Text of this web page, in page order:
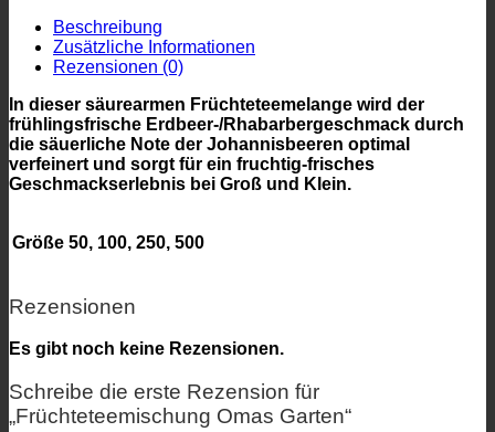
Beschreibung
Zusätzliche Informationen
Rezensionen (0)
In dieser säurearmen Früchteteemelange wird der
frühlingsfrische Erdbeer-/Rhabarbergeschmack durch
die säuerliche Note der Johannisbeeren optimal
verfeinert und sorgt für ein fruchtig-frisches
Geschmackserlebnis bei Groß und Klein.
Größe 50, 100, 250, 500
Rezensionen
Es gibt noch keine Rezensionen.
Schreibe die erste Rezension für
„Früchteteemischung Omas Garten“